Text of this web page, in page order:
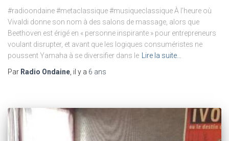
#radioondaine #metaclassique #musiqueclassique À l’heure où
Vivaldi donne son nom à des salons de massage, alors que
Beethoven est érigé en « personne inspirante » pour entrepreneurs
voulant disrupter, et avant que les logiques consuméristes ne
poussent Yamaha à se diversifier dans le
Lire la suite…
Par Radio Ondaine , il y a 6 ans